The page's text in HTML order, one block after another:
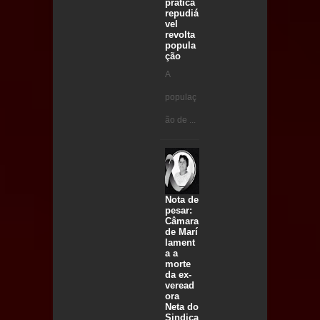
prática
repudiá
vel
revolta
popula
ção
A
populaç
ão de ...
Nota de
pesar:
Câmara
de Marí
lament
a a
morte
da ex-
veread
ora
Neta do
Sindica